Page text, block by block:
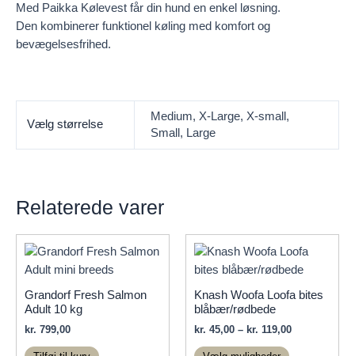
Med Paikka Kølevest får din hund en enkel løsning.
Den kombinerer funktionel køling med komfort og
bevægelsesfrihed.
Vælg størrelse
Medium, X-Large, X-small,
Small, Large
Relaterede varer
Grandorf Fresh Salmon
Adult 10 kg
kr. 799,00
Knash Woofa Loofa bites
blåbær/rødbede
kr. 45,00 – kr. 119,00Prisinterval: